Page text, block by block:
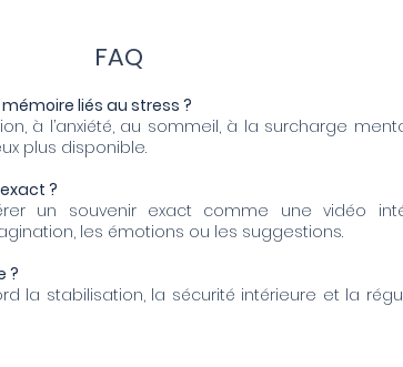
FAQ
liés au stress ?
à l’anxiété, au sommeil, à la surcharge
plus disponible.
?
un souvenir exact comme une vidéo
les émotions ou les suggestions.
?
la stabilisation, la sécurité intérieure et la